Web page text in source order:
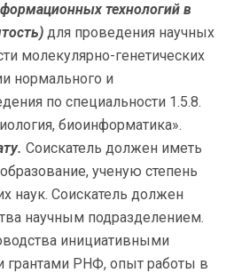
технологий в
для проведения научных
молекулярно-генетических
нормального и
по специальности 1.5.8.
биоинформатика».
Соискатель должен иметь
ученую степень
наук. Соискатель должен
научным подразделением.
инициативными
РНФ, опыт работы в